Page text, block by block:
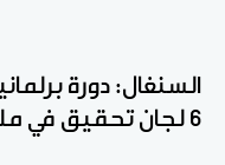
السنغال: دورة
6 لجان تحقيق في ملفات حساسة